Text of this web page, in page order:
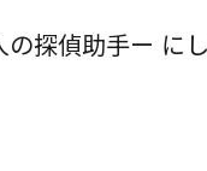
探偵助手ー に